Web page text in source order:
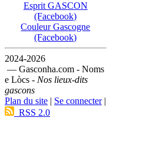
Esprit GASCON
(Facebook)
Couleur Gascogne
(Facebook)
2024-2026
— Gasconha.com - Noms
e Lòcs - Nos lieux-dits
gascons
Plan du site
Se connecter|
RSS 2.0